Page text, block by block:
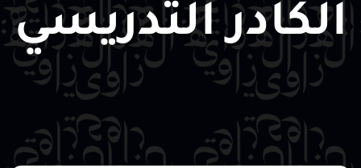
الكادر التدريسي